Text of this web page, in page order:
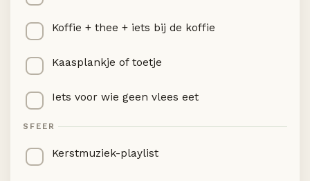
Koffie + thee + iets bij de koffie
Kaasplankje of toetje
Iets voor wie geen vlees eet
SFEER
Kerstmuziek-playlist